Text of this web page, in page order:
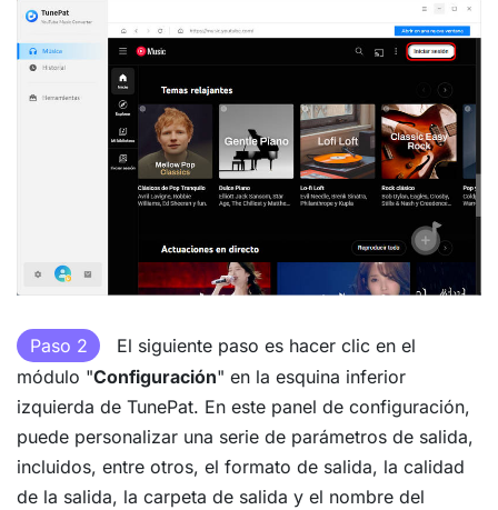
Paso 2
El siguiente paso es hacer clic en el
módulo "Configuración" en la esquina inferior
izquierda de TunePat. En este panel de configuración,
puede personalizar una serie de parámetros de salida,
incluidos, entre otros, el formato de salida, la calidad
de la salida, la carpeta de salida y el nombre del